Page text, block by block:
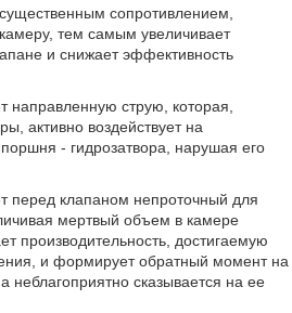
сопротивлением,
тем самым увеличивает
и снижает эффективность
направленную струю, которая,
активно воздействует на
- гидрозатвора, нарушая его
перед клапаном непроточный для
мертвый объем в камере
производительность, достигаемую
и формирует обратный момент на
неблагоприятно сказывается на ее